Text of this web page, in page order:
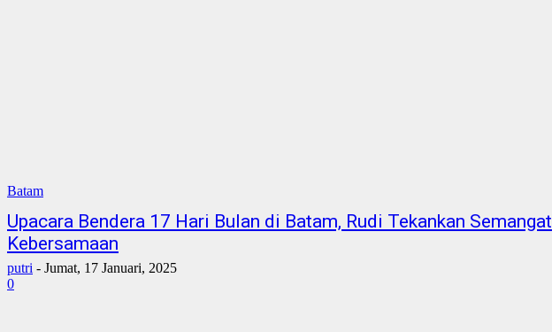
Batam
Upacara Bendera 17 Hari Bulan di Batam, Rudi Tekankan Semangat
Kebersamaan
putri - Jumat, 17 Januari, 2025
0